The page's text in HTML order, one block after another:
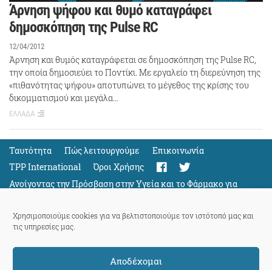
Χρησιμοποιούμε cookies για να βελτιστοποιούμε τον ιστότοπό μας και
τις υπηρεσίες μας.
Αποδέχομαι
Άρνηση ψήφου και θυμό καταγράφει
δημοσκόπηση της Pulse RC
12/04/2012
Άρνηση και θυμός καταγράφεται σε δημοσκόπηση της Pulse RC,
την οποία δημοσιεύει το Ποντίκι. Με εργαλείο τη διερεύνηση της
«πιθανότητας ψήφου» αποτυπώνει το μέγεθος της κρίσης του
δικομματισμού και μεγάλα…
ΕΛΛΑΔΑ
Ταυτότητα Πώς λειτουργούμε
Eπικοινωνία
TPP International
Όροι Χρήσης
Ανοίγοντας την Πρόσβαση στην Υγεία και το Φάρμακο για
Όλους
Support